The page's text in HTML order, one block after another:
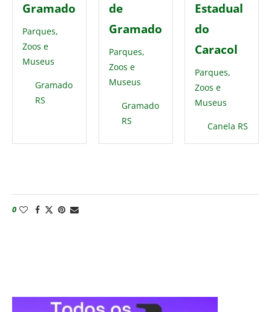
Gramado
Parques,
Zoos e
Museus
Gramado
RS
de
Gramado
Parques,
Zoos e
Museus
Gramado
RS
Estadual
do
Caracol
Parques,
Zoos e
Museus
Canela RS
0